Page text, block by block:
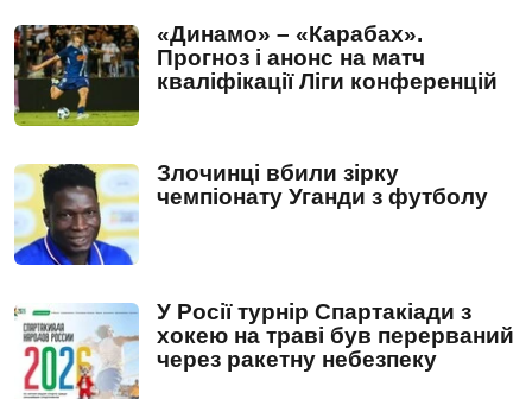
«Динамо» – «Карабах».
Прогноз і анонс на матч
кваліфікації Ліги конференцій
Злочинці вбили зірку
чемпіонату Уганди з футболу
У Росії турнір Спартакіади з
хокею на траві був перерваний
через ракетну небезпеку